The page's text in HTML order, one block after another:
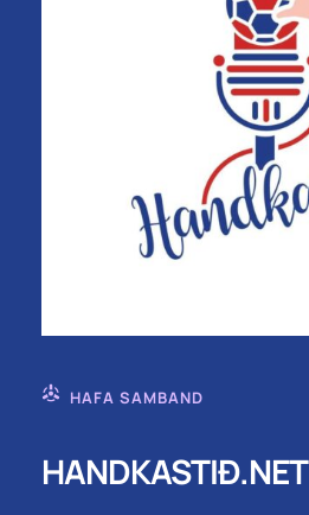
HAFA SAMBAND
HANDKASTIÐ.NET